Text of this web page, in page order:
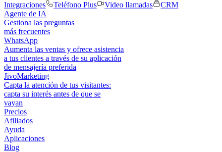
Integraciones
Teléfono Plus Video llamadas
CRM
Agente de IA
Gestiona las preguntas
más frecuentes
WhatsApp
Aumenta las ventas y ofrece asistencia
a tus clientes a través de su aplicación
de mensajería preferida
JivoMarketing
Capta la atención de tus visitantes:
capta su interés antes de que se
vayan
Precios
Afiliados
Ayuda
Aplicaciones
Blog